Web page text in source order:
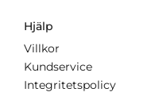
Hjälp
Villkor
Kundservice
Integritetspolicy